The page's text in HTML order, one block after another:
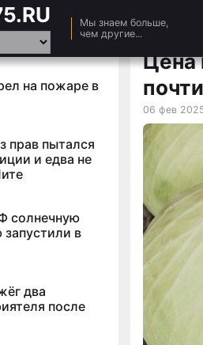
Мы знаем больше,
чем другие...
на пожаре в
прав пытался
и едва не
солнечную
в
два
после
Цена
06 фев